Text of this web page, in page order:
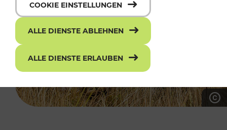
COOKIE EINSTELLUNGEN
ALLE DIENSTE ABLEHNEN
ALLE DIENSTE ERLAUBEN